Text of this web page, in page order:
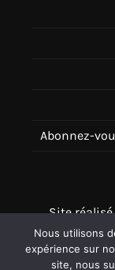
Abonnez-
Site
Nous utilisons
expérience sur
site, nous